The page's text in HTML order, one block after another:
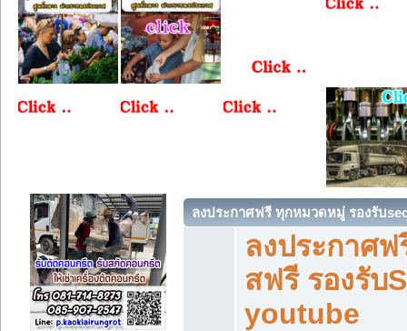
ลงประกาศฟรี ทุกหมวดหมู่ รองรับ
ลงประกาศ
สฟรี รองรับ
youtube